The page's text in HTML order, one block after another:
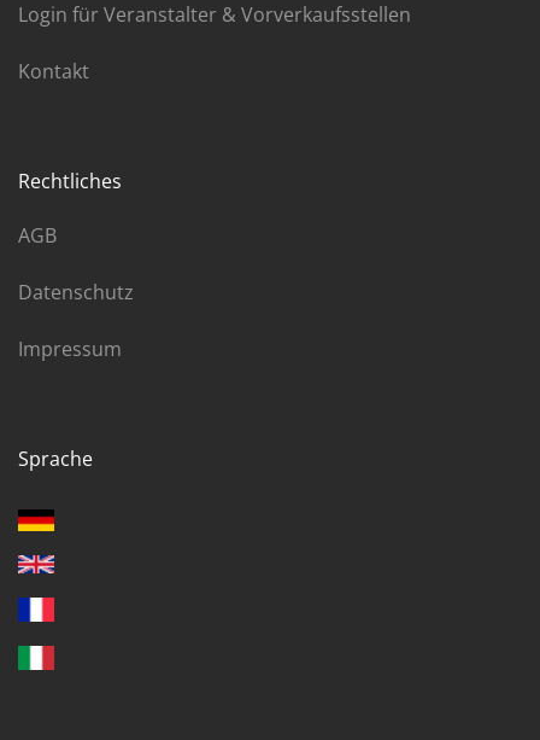
Login für Veranstalter & Vorverkaufsstellen
Kontakt
Rechtliches
AGB
Datenschutz
Impressum
Sprache